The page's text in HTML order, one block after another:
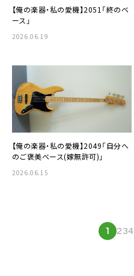
【俺の楽器・私の愛機】2051「終のベ
ース」
2026.06.19
【俺の楽器・私の愛機】2049「自分へ
のご褒美ベース(嫁無許可)」
2026.06.15
1 234